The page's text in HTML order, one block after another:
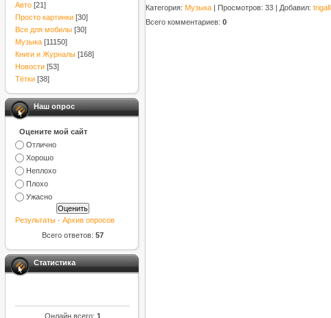
Авто [21]
Просто картинки [30]
Все для мобилы [30]
Музыка [11150]
Книги и Журналы [168]
Новости [53]
Тётки [38]
Наш опрос
Оцените мой сайт
Отлично
Хорошо
Неплохо
Плохо
Ужасно
Результаты · Архив опросов
Всего ответов: 57
Статистика
Онлайн всего: 1
Категория: Музыка | Просмотров: 33 | Добавил: trigall
Всего комментариев: 0